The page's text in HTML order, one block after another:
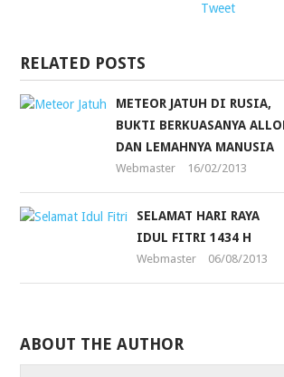
Tweet
RELATED POSTS
METEOR JATUH DI RUSIA,
BUKTI BERKUASANYA
DAN LEMAHNYA MANUSIA
Webmaster 16/02/2013
SELAMAT HARI RAYA
IDUL FITRI 1434 H
Webmaster 06/08/2013
ABOUT THE AUTHOR